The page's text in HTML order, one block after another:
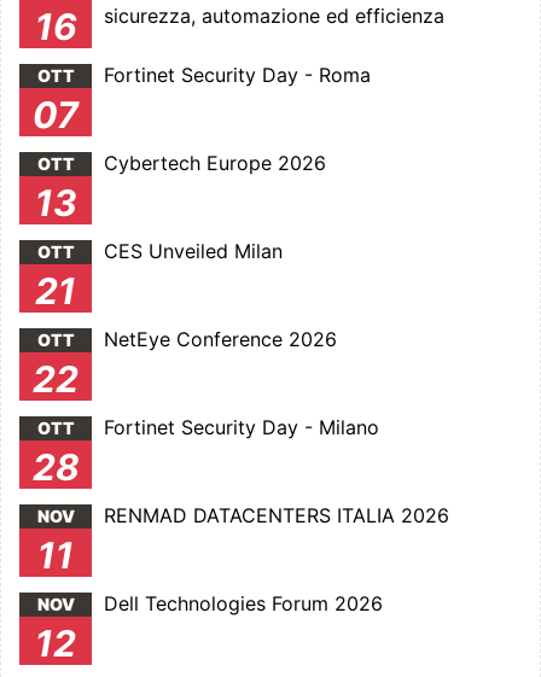
16
sicurezza, automazione ed efficienza
OTT
07
Fortinet Security Day - Roma
OTT
13
Cybertech Europe 2026
OTT
21
CES Unveiled Milan
OTT
22
NetEye Conference 2026
OTT
28
Fortinet Security Day - Milano
NOV
11
RENMAD DATACENTERS ITALIA 2026
NOV
12
Dell Technologies Forum 2026